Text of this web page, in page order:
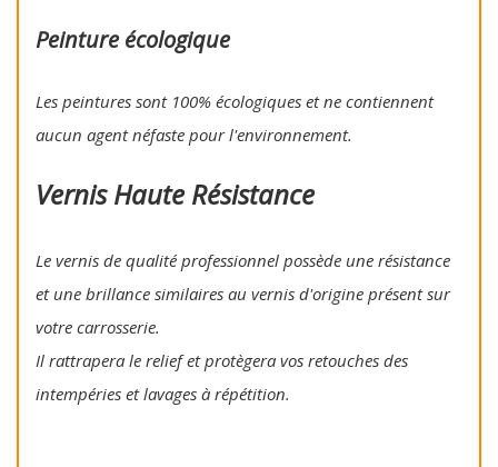
Peinture écologique
Les peintures sont 100% écologiques et ne contiennent
aucun agent néfaste pour l'environnement.
Vernis Haute Résistance
Le vernis de qualité professionnel possède une résistance
et une brillance similaires au vernis d'origine présent sur
votre carrosserie.
Il rattrapera le relief et protègera vos retouches des
intempéries et lavages à répétition.